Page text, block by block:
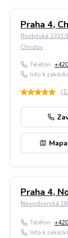
Praha 4,
Roztylská 2321/
Chodov
Telefon:
Info k
(
Praha 4,
Novodvorská
Telefon:
Info k